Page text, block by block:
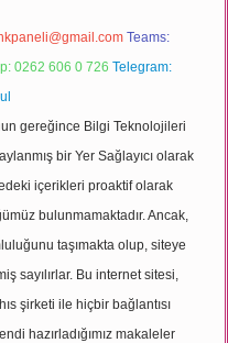
Teams:
0262 606 0 726 Telegram:
gereğince Bilgi Teknolojileri
bir Yer Sağlayıcı olarak
içerikleri proaktif olarak
bulunmamaktadır. Ancak,
taşımakta olup, siteye
sayılırlar. Bu internet sitesi,
şirketi ile hiçbir bağlantısı
hazırladığımız makaleler